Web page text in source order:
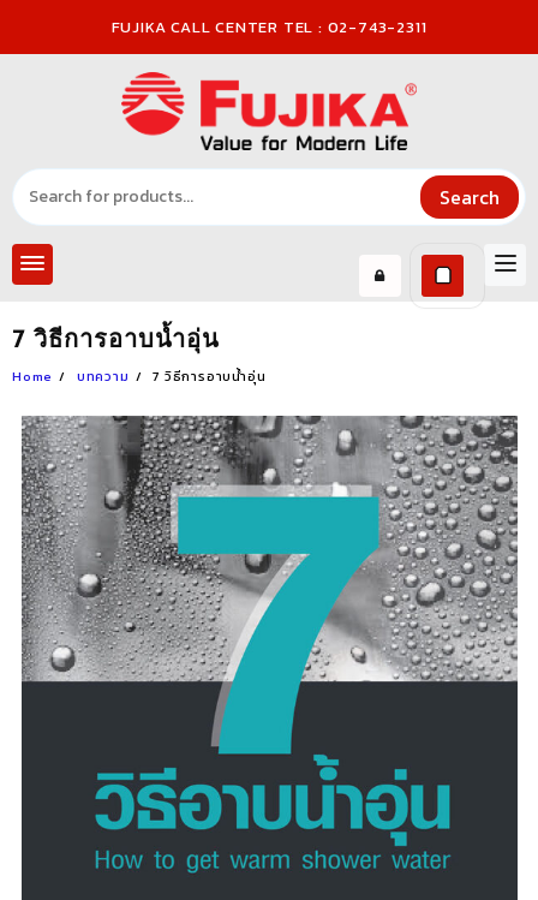
content
FUJIKA CALL CENTER TEL : 02-743-2311
Search
7 วิธีการอาบน้ำอุ่น
Home บทความ 7 วิธีการอาบน้ำอุ่น